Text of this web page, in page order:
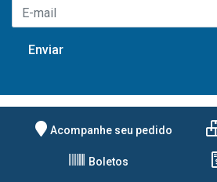
Acompanhe seu pedido
Boletos